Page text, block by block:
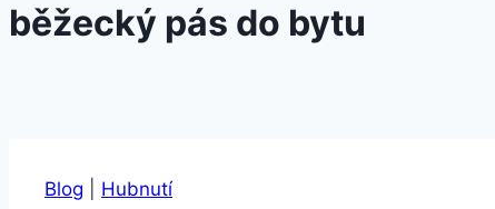
běžecký pás do bytu
Blog Hubnutí